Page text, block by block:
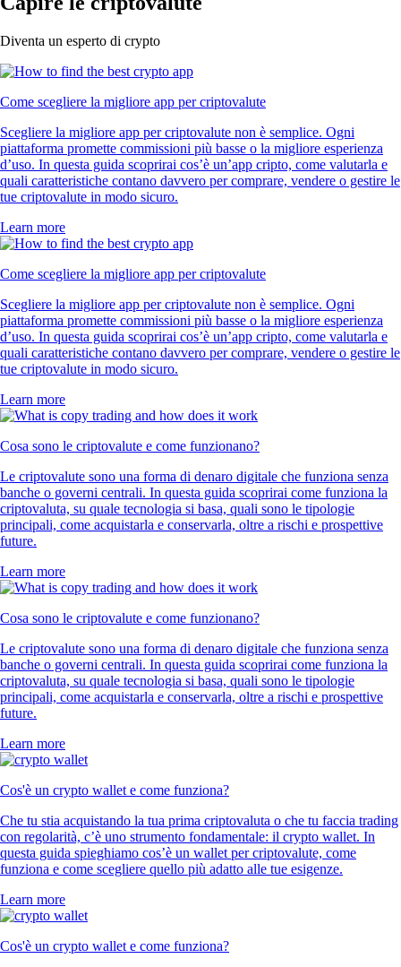
Diventa un esperto di crypto
Come scegliere la migliore app per criptovalute
Scegliere la migliore app per criptovalute non è semplice. Ogni
piattaforma promette commissioni più basse o la migliore esperienza
d’uso. In questa guida scoprirai cos’è un’app cripto, come valutarla e
quali caratteristiche contano davvero per comprare, vendere o gestire le
tue criptovalute in modo sicuro.
Learn more
Come scegliere la migliore app per criptovalute
Scegliere la migliore app per criptovalute non è semplice. Ogni
piattaforma promette commissioni più basse o la migliore esperienza
d’uso. In questa guida scoprirai cos’è un’app cripto, come valutarla e
quali caratteristiche contano davvero per comprare, vendere o gestire le
tue criptovalute in modo sicuro.
Learn more
Cosa sono le criptovalute e come funzionano?
Le criptovalute sono una forma di denaro digitale che funziona senza
banche o governi centrali. In questa guida scoprirai come funziona la
criptovaluta, su quale tecnologia si basa, quali sono le tipologie
principali, come acquistarla e conservarla, oltre a rischi e prospettive
future.
Learn more
Cosa sono le criptovalute e come funzionano?
Le criptovalute sono una forma di denaro digitale che funziona senza
banche o governi centrali. In questa guida scoprirai come funziona la
criptovaluta, su quale tecnologia si basa, quali sono le tipologie
principali, come acquistarla e conservarla, oltre a rischi e prospettive
future.
Learn more
Cos'è un crypto wallet e come funziona?
Che tu stia acquistando la tua prima criptovaluta o che tu faccia trading
con regolarità, c’è uno strumento fondamentale: il crypto wallet. In
questa guida spieghiamo cos’è un wallet per criptovalute, come
funziona e come scegliere quello più adatto alle tue esigenze.
Learn more
Cos'è un crypto wallet e come funziona?